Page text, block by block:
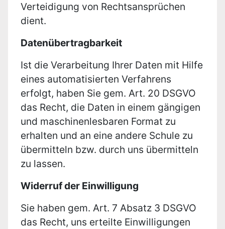
Verteidigung von Rechtsansprüchen
dient.
Datenübertragbarkeit
Ist die Verarbeitung Ihrer Daten mit Hilfe
eines automatisierten Verfahrens
erfolgt, haben Sie gem. Art. 20 DSGVO
das Recht, die Daten in einem gängigen
und maschinenlesbaren Format zu
erhalten und an eine andere Schule zu
übermitteln bzw. durch uns übermitteln
zu lassen.
Widerruf der Einwilligung
Sie haben gem. Art. 7 Absatz 3 DSGVO
das Recht, uns erteilte Einwilligungen